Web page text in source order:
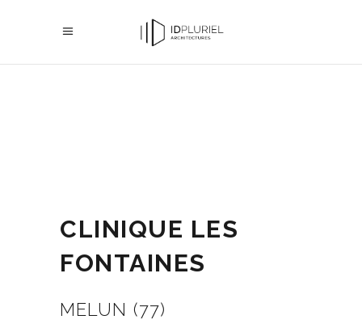
CLINIQUE LES
FONTAINES
MELUN (77)